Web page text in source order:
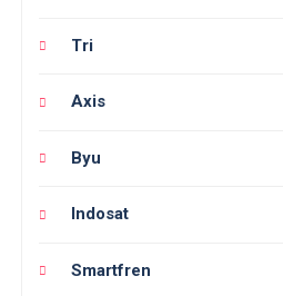
Tri
Axis
Byu
Indosat
Smartfren